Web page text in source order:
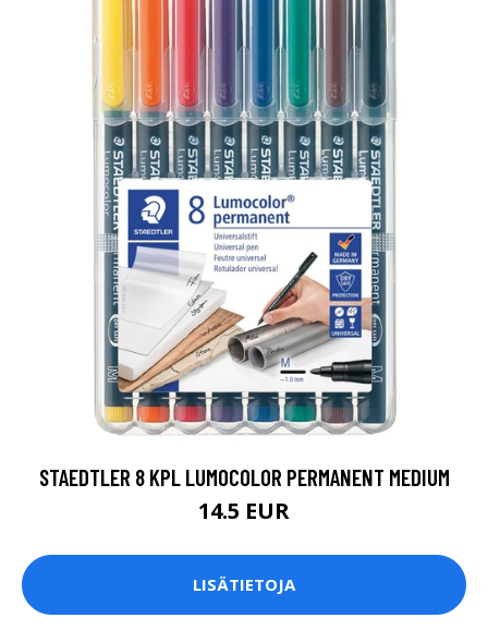
STAEDTLER 8 KPL LUMOCOLOR PERMANENT MEDIUM
14.5 EUR
LISÄTIETOJA